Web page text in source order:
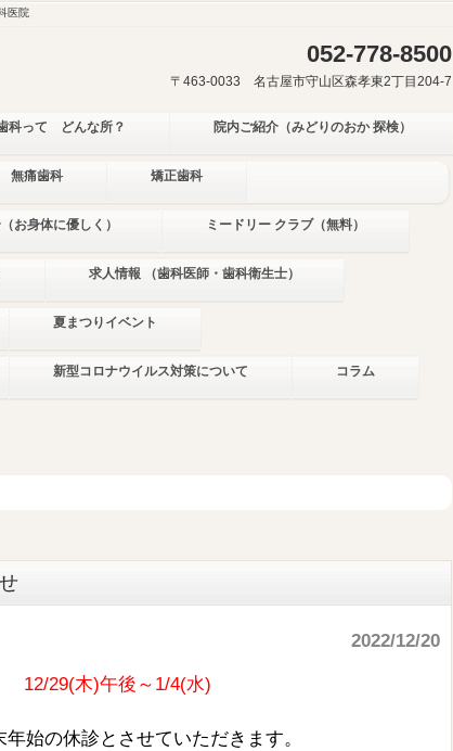
医院
052-778-8500
〒463-0033 名古屋市守山区森孝東2丁目204-7
科って どんな所？ 院内ご紹介（みどりのおか 探検）
無痛歯科 矯正歯科
お身体に優しく） ミードリー クラブ（無料）
求人情報 （歯科医師・歯科衛生士）
夏まつりイベント
新型コロナウイルス対策について コラム
2022/12/20
12/29(木)午後～1/4(水)
年始の休診とさせていただきます。